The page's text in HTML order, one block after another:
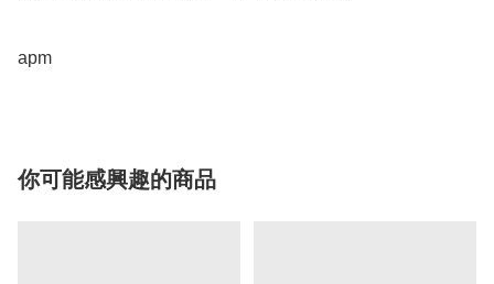
apm
你可能感興趣的商品